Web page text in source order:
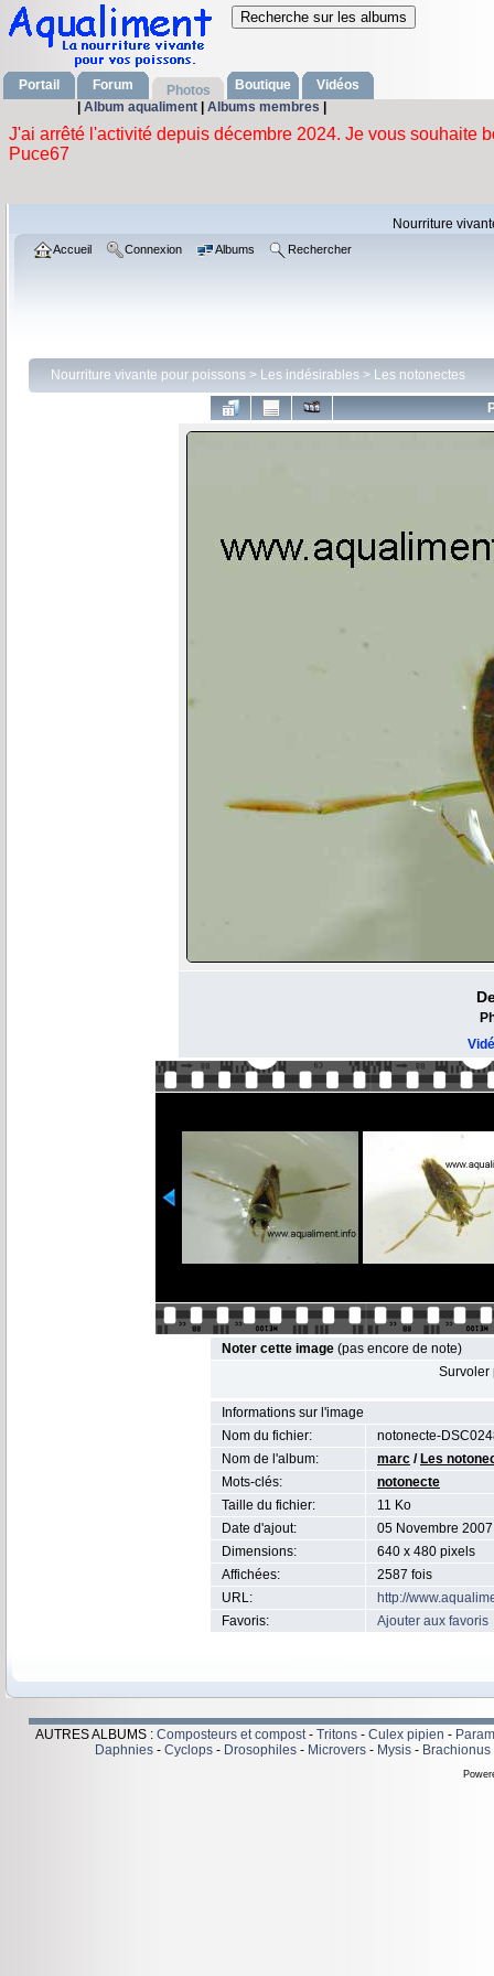
Portail Forum Photos Boutique
Vidéos
Album aqualiment Albums membres
Nourriture
Accueil Connexion Albums Rechercher
Nourriture vivante pour poissons > Les indésirables > Les notonectes
Noter cette image (pas encore de note)
Survoler
Informations sur l'image
Nom du fichier:
notonecte-
Nom de l'album:
marc / Les
Mots-clés:
notonecte
Taille du fichier:
11 Ko
Date d'ajout:
05 Novembre 2007
Dimensions:
640 x 480 pixels
Affichées:
2587 fois
URL:
http://
Favoris:
Ajouter aux favoris
AUTRES ALBUMS : Composteurs et compost- Tritons - Culex pipien -
Daphnies - Cyclops - Drosophiles - Microvers - Mysis -